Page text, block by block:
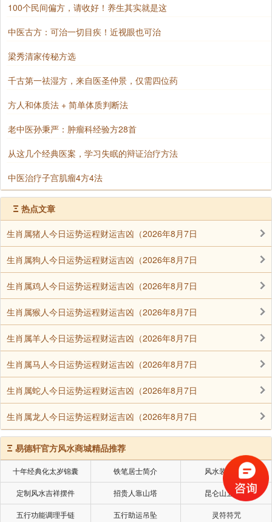
她的母亲就不信正法，而信邪法。
怎么叫信邪?信邪不一定说是信旁门左道，她是将信
将疑，今天信佛，明天又生起了怀疑心，不知道这是不
是──说是信三宝，我也没看见什么三宝佛;我也没看见
法，虽然说有经典，也都是这样子，没有什么不得了的;
僧──他也是个人嘛!这个僧人怎么就要我恭敬呢?生出一
信，就是邪信，信邪了。好像有个外道说，你给我一百
万块钱，我就卖给你一个皇帝做，你来生就会做皇帝，
可以做皇帝，好!就拿一百万块钱给他，这就叫信邪了。
其实这皇帝怎么可以随便卖的呢?你怎么可以买皇帝来
做呢?或者现在的民主国家可以买总统做。你今生是个
女人，没有做总统，那你给我一百万块钱，我保证你来
生可以做总统做。到来生无论有没有做总统，都找不着
他去要这一百万块钱，他也不是开一个保险公司来保险
你，所以这就叫信邪。
怎么可以用一百万块钱买到一个总统做呢?没有这个
道理。如果今生用一百万块钱可以买到一个总统做，这
或许还是真的，为什么呢?我可以用一百万块钱去运动
(拉票)，使人人投我的票，那么我就可以做了。但是又
要美国籍，外国籍不可以的。所以这就叫信邪，信邪就
是所讲的没有道理，不合乎理。或者说是你给我一百
块、一千块钱、一万块钱，我保证你来生就做男子，不
做女人。你一听，喔!这可不错的，我一百万块钱买一个
男人做，并不算很贵，很便宜的。那么就给这个外道老
师一百万块钱，一给他钱，他就放到荷包里去，饮酒吃
肉，随便玩女人，什么都做，做完了，你也没法子再找
钱回来，所以保证我来生做男人，这也不保险的，这都
叫邪。这是举出一、两种骗人的老千手段(专门骗人的就
100个民间偏方，请收好！养生其实就是这
中医古方：可治一切目疾！近视眼也可治
梁秀清家传秘方选
千古第一祛湿方，来自医圣仲景，仅需四位药
方人和体质法 + 简单体质判断法
老中医孙秉严：肿瘤科经验方28首
从这几个经典医案，学习失眠的辩证治疗方法
中医治疗子宫肌瘤4方4法
Ξ 热点文章
生肖属猪人今日运势运程财运吉凶（2026年8月7日
生肖属狗人今日运势运程财运吉凶（2026年8月7日
生肖属鸡人今日运势运程财运吉凶（2026年8月7日
生肖属猴人今日运势运程财运吉凶（2026年8月7日
生肖属羊人今日运势运程财运吉凶（2026年8月7日
生肖属马人今日运势运程财运吉凶（2026年8月7日
生肖属蛇人今日运势运程财运吉凶（2026年8月7日
生肖属龙人今日运势运程财运吉凶（2026年8月7日
Ξ 易德轩官方风水商城精品推荐
十年经典化太岁锦囊 铁笔居士简介 风水装修设计
定制风水吉祥摆件 招贵人靠山塔 昆仑山五色土
五行功能调理手链 五行助运吊坠 灵符符咒